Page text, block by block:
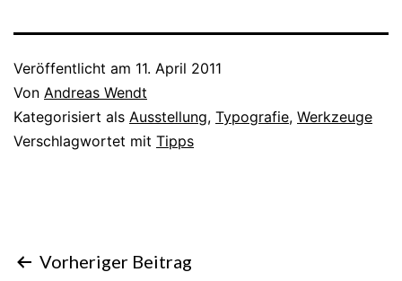
Veröffentlicht am 11. April 2011
Von Andreas Wendt
Kategorisiert als Ausstellung, Typografie, Werkzeuge
Verschlagwortet mit Tipps
Beitragsnavigation
Vorheriger Beitrag